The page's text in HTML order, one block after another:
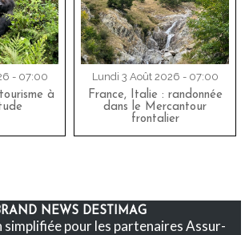
- 07:00
à
Lundi 3 Août 2026 - 07:00
France, Italie : randonnée
dans le Mercantour
frontalier
NEWS DESTIMAG
pour les partenaires Assur-